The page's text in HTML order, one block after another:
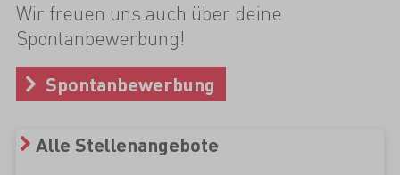
Wir freuen uns auch über deine
Spontanbewerbung!
Spontanbewerbung
Alle Stellenangebote